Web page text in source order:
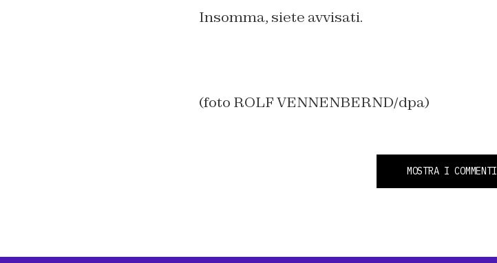
Insomma, siete avvisati.
(foto ROLF VENNENBERND/dpa)
MOSTRA I COMMENTI